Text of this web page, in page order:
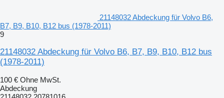
21148032 Abdeckung für Volvo B6,
B7, B9, B10, B12 bus (1978-2011)
9
21148032 Abdeckung für Volvo B6, B7, B9, B10, B12 bus
(1978-2011)
100 € Ohne MwSt.
Abdeckung